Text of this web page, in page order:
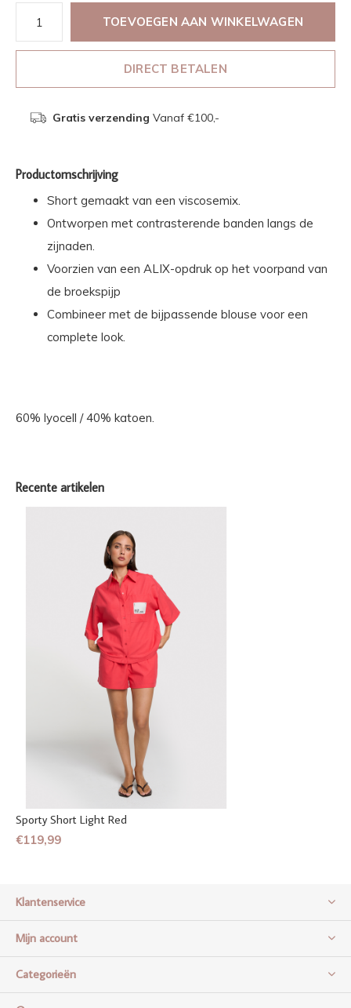
TOEVOEGEN AAN WINKELWAGEN
DIRECT BETALEN
Gratis verzending Vanaf €100,-
Productomschrijving
Short gemaakt van een viscosemix.
Ontworpen met contrasterende banden langs de
zijnaden.
Voorzien van een ALIX-opdruk op het voorpand van
de broekspijp
Combineer met de bijpassende blouse voor een
complete look.
60% lyocell / 40% katoen.
Recente artikelen
Sporty Short Light Red
€119,99
Klantenservice
Mijn account
Categorieën